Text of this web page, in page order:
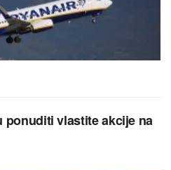
ponuditi vlastite akcije na